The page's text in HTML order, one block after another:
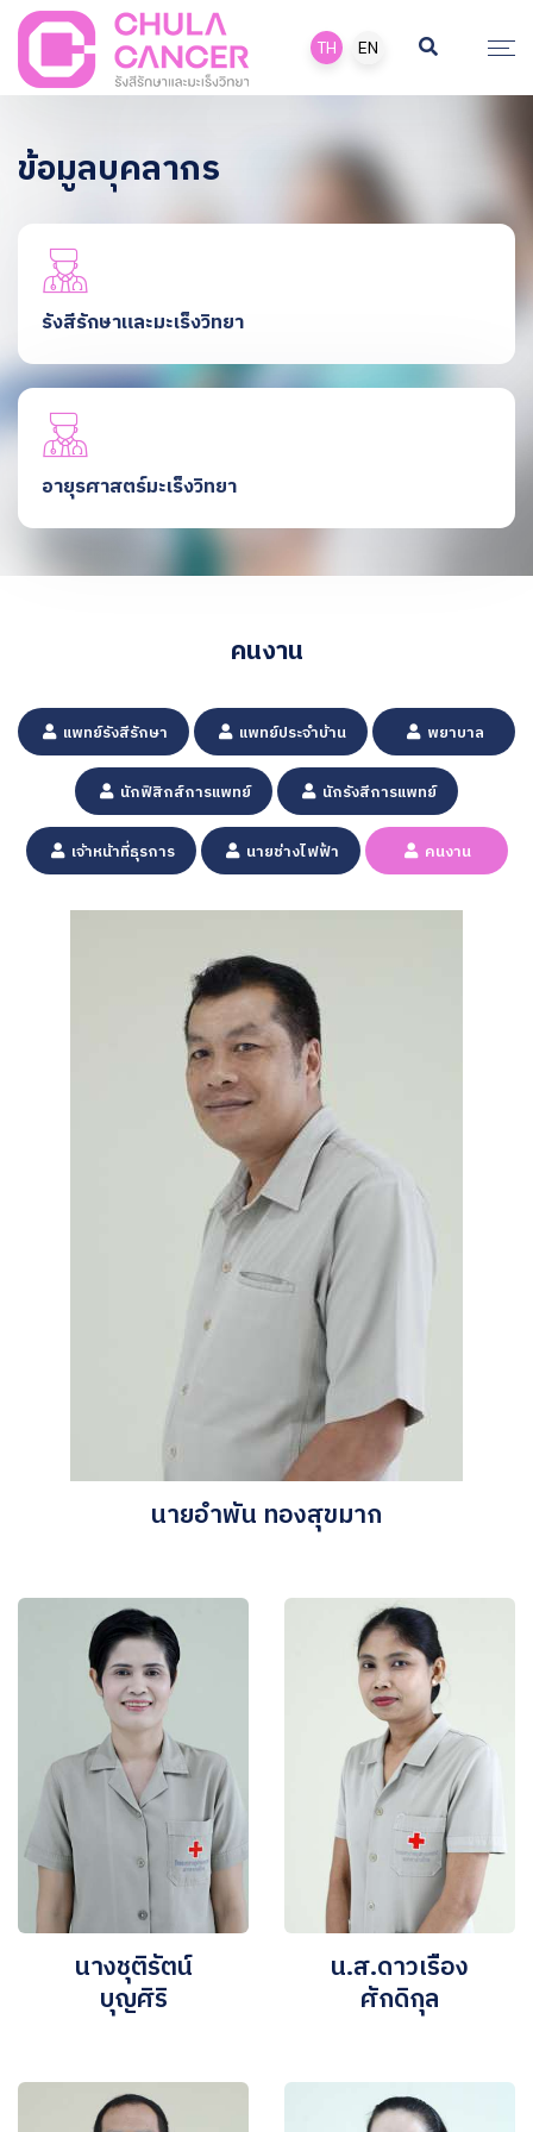
TH EN
ข้อมูลบุคลากร
รังสีรักษาและมะเร็งวิทยา
อายุรศาสตร์มะเร็งวิทยา
คนงาน
แพทย์รังสีรักษา แพทย์ประจำบ้าน พยาบาล
นักฟิสิกส์การแพทย์ นักรังสีการแพทย์
เจ้าหน้าที่ธุรการ นายช่างไฟฟ้า คนงาน
นายอำพัน ทองสุขมาก
นางชุติรัตน์
บุญศิริ
น.ส.ดาวเรือง
ศักดิกุล